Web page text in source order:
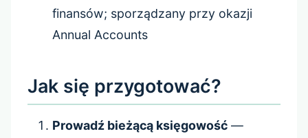
finansów; sporządzany przy okazji
Annual Accounts
Jak się przygotować?
Prowadź bieżącą księgowość—